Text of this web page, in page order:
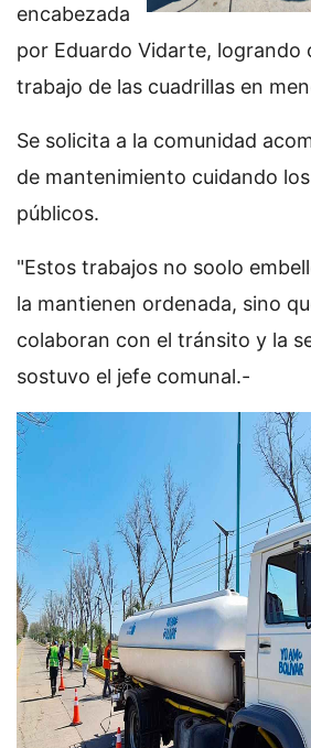
encabezada
por Eduardo Vidarte, logrando
trabajo de las cuadrillas en
Se solicita a la comunidad
de mantenimiento cuidando
públicos.
"Estos trabajos no soolo
la mantienen ordenada, sino
colaboran con el tránsito y la
sostuvo el jefe comunal.-